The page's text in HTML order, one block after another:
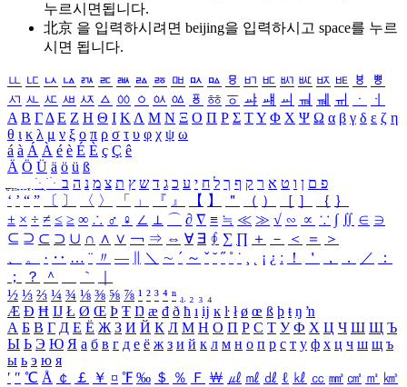
누르시면됩니다.
北京 을 입력하시려면 beijing을 입력하시고 space를 누르
시면 됩니다.
ㅥ ㅦ ㅧ ㅨ ㅩ ㅪ ㅫ ㅬ ㅭ ㅮ ㅯ ㅰ ㅱ ㅲ ㅳ ㅴ ㅵ ㅶ ㅷ ㅸ
ㅹ
ㅺ ㅻ ㅼ ㅽ ㅾ ㅿ ㆀ ㆁ ㆂ ㆃ ㆄ ㆅ ㆆ ㆇ ㆈ ㆉ ㆊ ㆋ ㆌ ㆍ
ㆎ
Α Β ΓΔ Ε Ζ Η Θ Ι ΚΛ Μ Ν Ξ Ο Π Ρ Σ ΤΥ Φ Χ Ψ Ω α β γ δ ε ζ η
θ ι κ λ μ ν ξ ο π ρ σ τ υ φ χ ψ ω
á à Á À é è É È ç Ç ê
Ä Ö Ü ä ö ü ß
ִֶֹ ֻּ ׁׂ פ ם ן ו ט א ר ק ף ך ל ח י ע כ ג ד ש ץ ת צ מ נ ה ב
‘ ’ “ ” 〔 〕 〈 〉 「 」 『 』 【 】 ＂ （ ） ［ ］ ｛ ｝
± × ÷ ≠ ≤ ≥ ∞ ∴ ♂ ♀ ∠ ⊥ ⌒ ∂ ∇ ≡ ≒ ≪ ≫ √ ∽ ∝ ∵ ∫ ∬ ∈ ∋
⊆ ⊇ ⊂ ⊃ ∪ ∩ ∧ ∨ ￢ ⇒ ⇔ ∀ ∃ ∮ ∑ ∏ ＋ － ＜ ＝
＞
、
。 · ‥ … ¨ 〃 ― ＼ ∼ ´ ～ ˇ ˘ ˝ ˚ ˙ ¸ ¡ ¿ ː ！ ＇ ， ． ／
：
；
？ ＾ ｀
½ ⅓ ⅔ ¼ ¾ ⅛ ⅜ ⅝ ⅞ ¹ ² ³ ⁴ ⁿ ₁ ₂ ₃ ₄
Æ Ð Ħ Ĳ Ł Ø Œ Þ Ŧ Ŋ æ đ ð ħ ı ĳ ĸ ŀ ł ø œ ß þ ŧ ŋ ŉ
А Б В Г Д Е Ё Ж З И Й К Л М Н О П Р С Т У Ф Х Ц Ч Ш Щ Ъ
Ы Ь Э Ю Я а б в г д е ё ж з и й к л м н о п р с т у ф х ц ч ш щ ъ
ы ь э ю я
′ ″ ℃ Å ￠ ￡ ￥ ¤ ℉ ‰ ＄ ％ Ｆ ￦ ㎕ ㎖ ㎗ ℓ ㎘ ㏄ ㎣ ㎤ ㎥ ㎦